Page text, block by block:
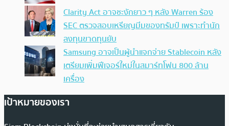
Clarity Act อาจชะงักยาว ๆ หลัง Warren ร้อง
SEC ตรวจสอบเหรียญมีมของทรัมป์ เพราะทำนัก
ลงทุนขาดทุนยับ
Samsung อาจเป็นผู้นำแจกจ่าย Stablecoin หลัง
เตรียมเพิ่มฟีเจอร์ใหม่ในสมาร์ทโฟน 800 ล้าน
เครื่อง
เป้าหมายของเรา